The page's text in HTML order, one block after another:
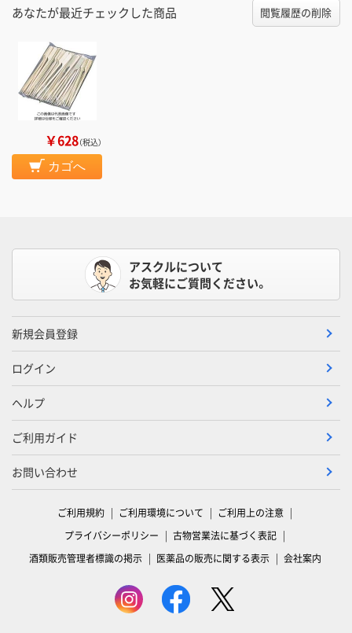
あなたが最近チェックした商品 閲覧履歴の削除
￥628（税込）
カゴへ
アスクルについて
お気軽にご質問ください。
新規会員登録
ログイン
ヘルプ
ご利用ガイド
お問い合わせ
ご利用規約 ご利用環境について
ご利用上の注意
プライバシーポリシー
古物営業法に基づく表記
酒類販売管理者標識の掲示
医薬品の販売に関する表示 会社案内